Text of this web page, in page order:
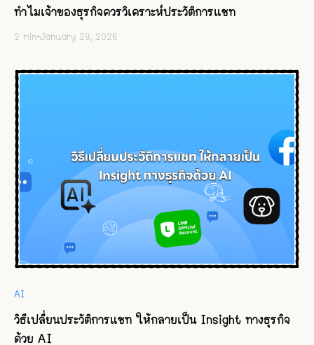
ทำไมเจ้าของธุรกิจควรวิเคราะห์ประวัติการแชท
2 min•January 29, 2026
AI
วิธีเปลี่ยนประวัติการแชท ให้กลายเป็น Insight ทางธุรกิจ
ด้วย AI